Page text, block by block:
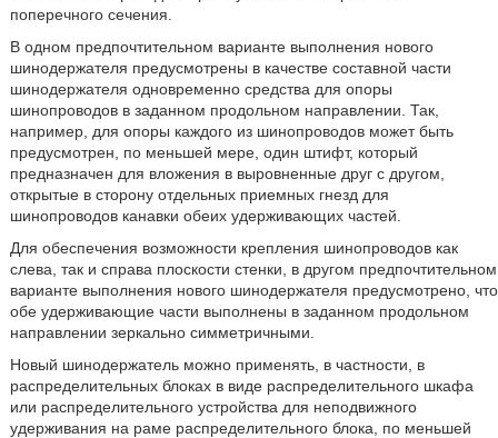
поперечного сечения.
В одном предпочтительном варианте выполнения нового
шинодержателя предусмотрены в качестве составной части
шинодержателя одновременно средства для опоры
шинопроводов в заданном продольном направлении. Так,
например, для опоры каждого из шинопроводов может быть
предусмотрен, по меньшей мере, один штифт, который
предназначен для вложения в выровненные друг с другом,
открытые в сторону отдельных приемных гнезд для
шинопроводов канавки обеих удерживающих частей.
Для обеспечения возможности крепления шинопроводов как
слева, так и справа плоскости стенки, в другом предпочтительном
варианте выполнения нового шинодержателя предусмотрено, что
обе удерживающие части выполнены в заданном продольном
направлении зеркально симметричными.
Новый шинодержатель можно применять, в частности, в
распределительных блоках в виде распределительного шкафа
или распределительного устройства для неподвижного
удерживания на раме распределительного блока, по меньшей